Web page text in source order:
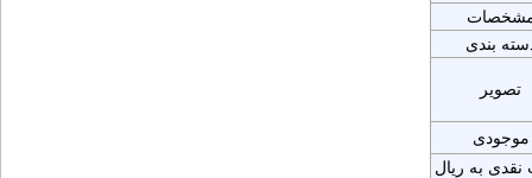
بندی
تصویر
موجودی
به ریال